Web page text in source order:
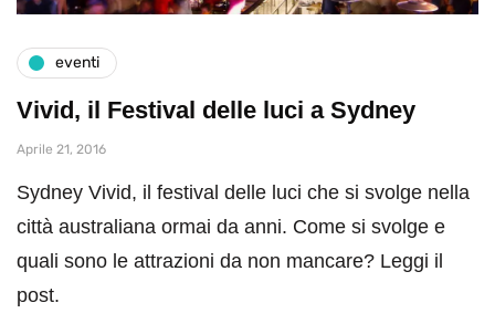
eventi
Vivid, il Festival delle luci a Sydney
Aprile 21, 2016
Sydney Vivid, il festival delle luci che si svolge nella
città australiana ormai da anni. Come si svolge e
quali sono le attrazioni da non mancare? Leggi il
post.